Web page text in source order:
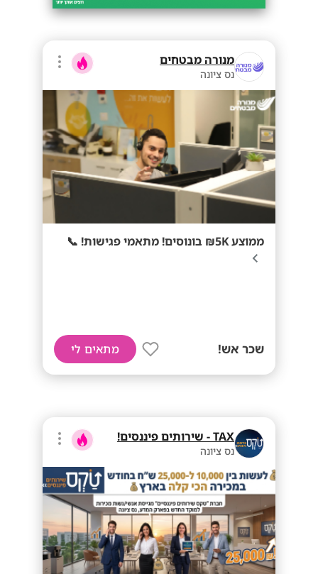
מנורה מבטחים
נס ציונה
ממוצע 5K₪ בונוסים! מתאמי פגישות! 📞
שכר אש! מתאים לי
TAX - שירותים פיננסים!
נס ציונה